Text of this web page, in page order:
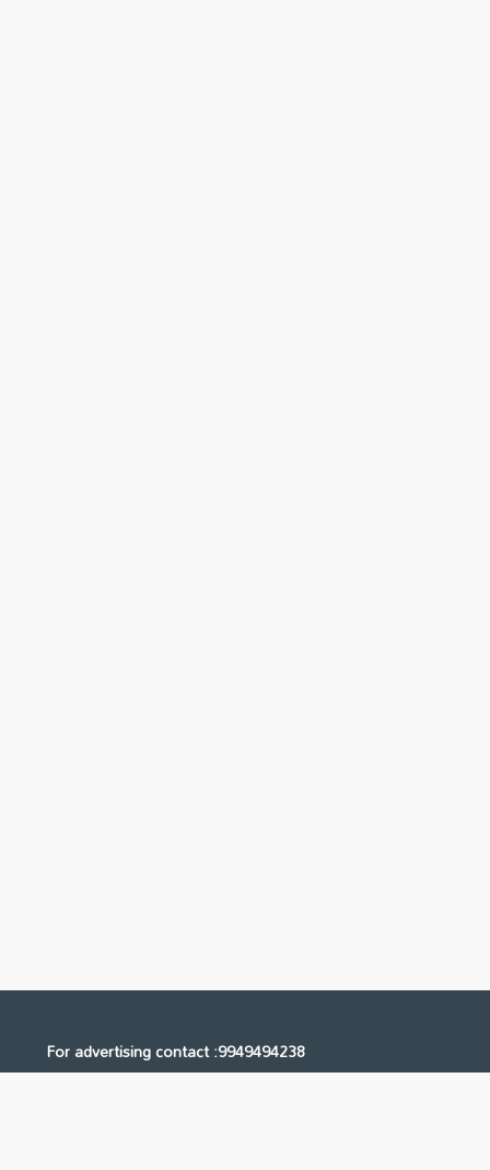
For advertising contact :9949494238
Email: digital@ntvnetwork.com